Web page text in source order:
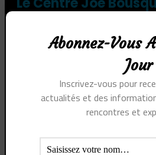
est une association
cherche à faire
l’oeuvre de Joe
à poursuivre ses
Abonnez-Vous
Jour
Inscrivez-vous pour
actualités et des
rencontres et